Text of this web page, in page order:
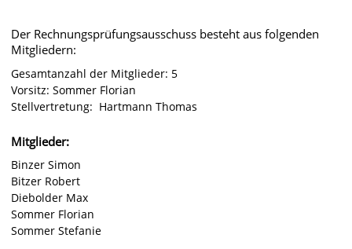
Der Rechnungsprüfungsausschuss besteht aus folgenden
Mitgliedern:
Gesamtanzahl der Mitglieder: 5
Vorsitz: Sommer Florian
Stellvertretung: Hartmann Thomas
Mitglieder:
Binzer Simon
Bitzer Robert
Diebolder Max
Sommer Florian
Sommer Stefanie